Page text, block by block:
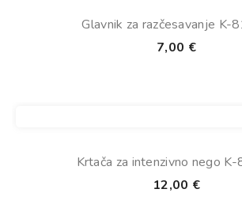
Glavnik za razčesavanje K-
7,00 €
Krtača za intenzivno nego
12,00 €